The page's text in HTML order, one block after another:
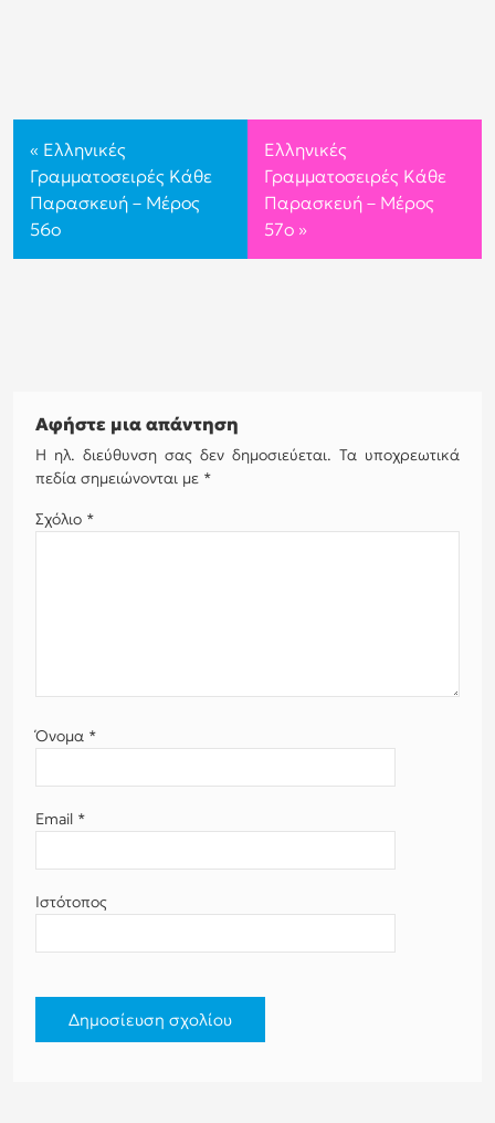
« Ελληνικές
Γραμματοσειρές Κάθε
Παρασκευή – Μέρος
56o
Ελληνικές
Γραμματοσειρές Κάθε
Παρασκευή – Μέρος
57o »
Αφήστε μια απάντηση
Η ηλ. διεύθυνση σας δεν δημοσιεύεται. Τα υποχρεωτικά
πεδία σημειώνονται με *
Σχόλιο *
Όνομα *
Email *
Ιστότοπος